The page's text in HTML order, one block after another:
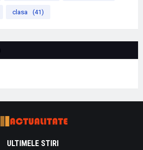
clasa (41)
ULTIMELE STIRI